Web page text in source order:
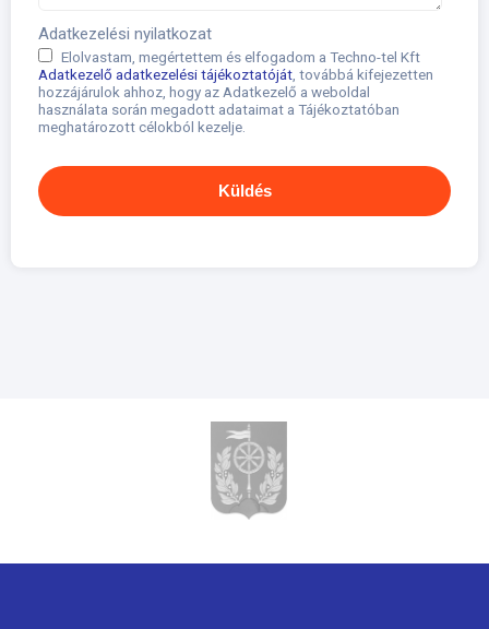
Adatkezelési nyilatkozat
Elolvastam, megértettem és elfogadom a Techno-tel Kft
Adatkezelő adatkezelési tájékoztatóját , továbbá kifejezetten
hozzájárulok ahhoz, hogy az Adatkezelő a weboldal
használata során megadott adataimat a Tájékoztatóban
meghatározott célokból kezelje.
Küldés